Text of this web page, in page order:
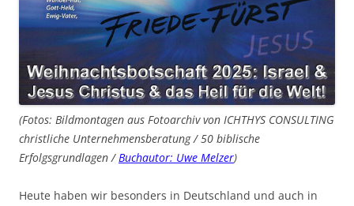
(Fotos: Bildmontagen aus Fotoarchiv von ICHTHYS CONSULTING
christliche Unternehmensberatung / 50 biblische
Erfolgsgrundlagen /Buchautor: Uwe Melzer)
Heute haben wir besonders in Deutschland und auch in